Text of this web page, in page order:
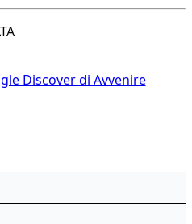
Discover di Avvenire